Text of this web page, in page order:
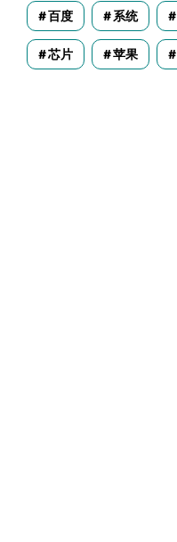
百度 系统
芯片 苹果